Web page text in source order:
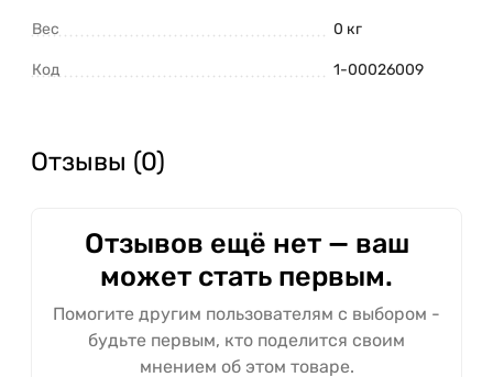
Вес 0 кг
Код 1-00026009
Отзывы (0)
Отзывов ещё нет — ваш
может стать первым.
Помогите другим пользователям с выбором -
будьте первым, кто поделится своим
мнением об этом товаре.